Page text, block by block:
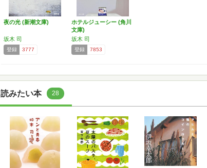
夜の光 (新潮文庫)
坂木 司
登録 3777
ホテルジューシー (角川
文庫)
坂木 司
登録 7853
読みたい本 28